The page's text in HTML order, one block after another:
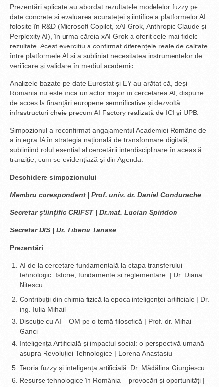
Prezentări aplicate au abordat rezultatele modelelor fuzzy pe
date concrete și evaluarea acurateței științifice a platformelor AI
folosite în R&D (Microsoft Copilot, xAI Grok, Anthropic Claude și
Perplexity AI), în urma căreia xAI Grok a oferit cele mai fidele
rezultate. Acest exercițiu a confirmat diferențele reale de calitate
între platformele AI și a subliniat necesitatea instrumentelor de
verificare și validare în mediul academic.
Analizele bazate pe date Eurostat și EY au arătat că, deși
România nu este încă un actor major în cercetarea AI, dispune
de acces la finanțări europene semnificative și dezvoltă
infrastructuri cheie precum AI Factory realizată de ICI și UPB.
Simpozionul a reconfirmat angajamentul Academiei Române de
a integra IA în strategia națională de transformare digitală,
subliniind rolul esențial al cercetării interdisciplinare în această
tranziție, cum se evidențiază și din Agenda:
Deschidere simpozionului
Membru corespondent | Prof. univ. dr. Daniel Condurache
Secretar științific CRIFST | Dr.mat. Lucian Spiridon
Secretar DIS | Dr. Tiberiu Tanase
Prezentări
AI de la cercetare fundamentală la etapa transferului
tehnologic. Istorie, fundamente și reglementare. | Dr. Diana
Nițescu
Contribuții din chimia fizică la epoca inteligenței artificiale | Dr.
ing. Iulia Mihail
Discuție cu AI – OM pe o temă filosofică | Prof. dr. Mihai
Ganci
Inteligența Artificială și impactul social: o perspectivă umană
asupra Revoluției Tehnologice | Lorena Anastasiu
Teoria fuzzy și inteligența artificială. Dr. Mădălina Giurgiescu
Resurse tehnologice în România – provocări și oportunități |